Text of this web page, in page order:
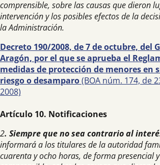
comprensible, sobre las causas que dieron
intervención y los posibles efectos de la
la Administración.
Decreto 190/2008, de 7 de octubre, del
Aragón, por el que se aprueba el
medidas de protección de menores en
riesgo o desamparo(BOA núm. 174, de
2008)
Artículo 10. Notificaciones
2. Siempre que no sea contrario al
informará a los titulares de la autoridad
cuarenta y ocho horas, de forma presencial